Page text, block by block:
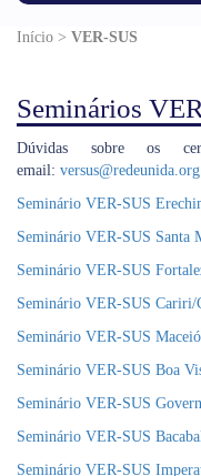
Início > VER-SUS
Seminários
Dúvidas sobre os
email:
Seminário VER-SUS
Seminário VER-SUS Santa
Seminário VER-SUS
Seminário VER-SUS Cariri/
Seminário VER-SUS
Seminário VER-SUS Boa
Seminário VER-SUS
Seminário VER-SUS
Seminário VER-SUS